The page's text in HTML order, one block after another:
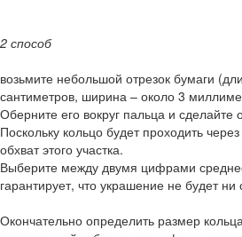
2 способ
возьмите небольшой отрезок бумаги
сантиметров, ширина – около 3
Оберните его вокруг пальца и сделайте
Поскольку кольцо будет проходить
обхват этого участка.
Выберите между двумя цифрами
гарантирует, что украшение не будет ни
Окончательно определить размер